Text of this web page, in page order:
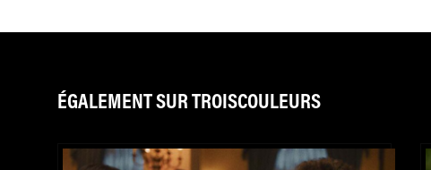
ÉGALEMENT SUR TROISCOULEURS